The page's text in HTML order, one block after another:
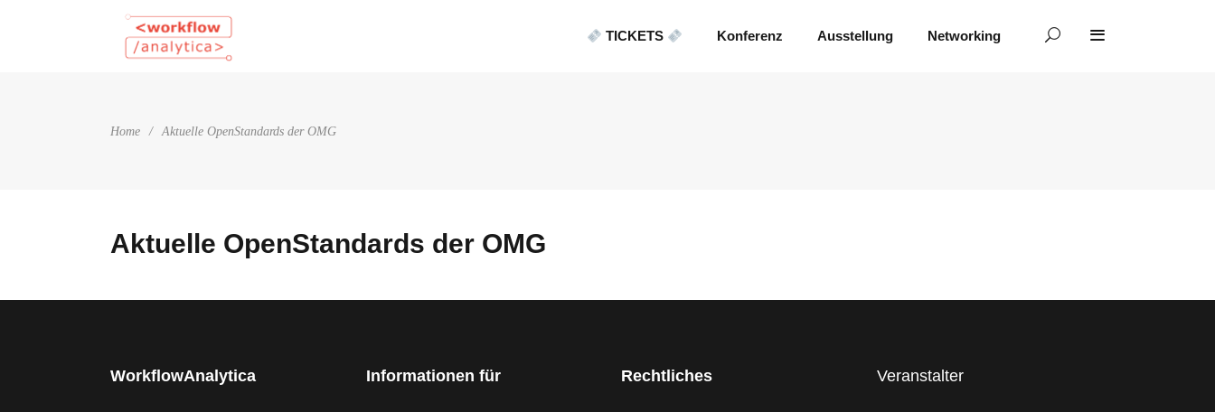
TICKETS Konferenz Ausstellung Networking
Home / Aktuelle OpenStandards der OMG
Aktuelle OpenStandards der OMG
WorkflowAnalytica Informationen für Rechtliches Veranstalter